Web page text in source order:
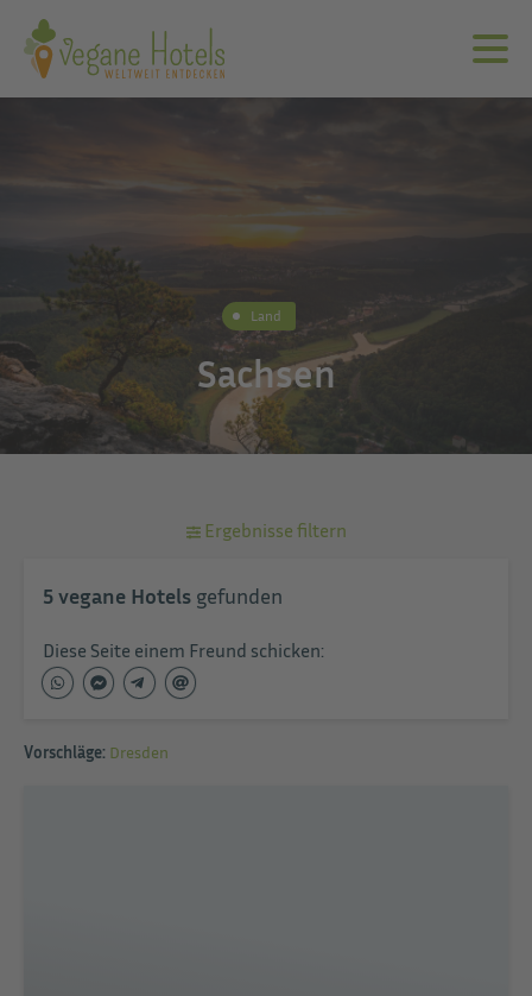
Land
Sachsen
Ergebnisse filtern
5vegane Hotels gefunden
Diese Seite einem Freund schicken:
Vorschläge: Dresden